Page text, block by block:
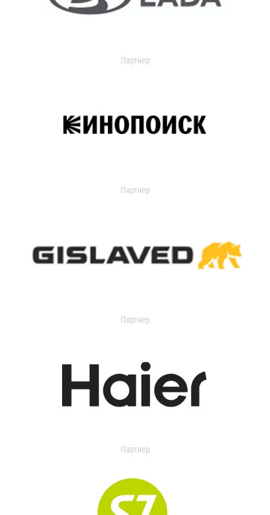
Партнер
Партнер
Партнер
Партнер